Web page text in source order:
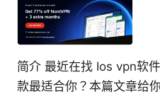
简介 最近在找 Ios vpn软
款最适合你？本篇文章给